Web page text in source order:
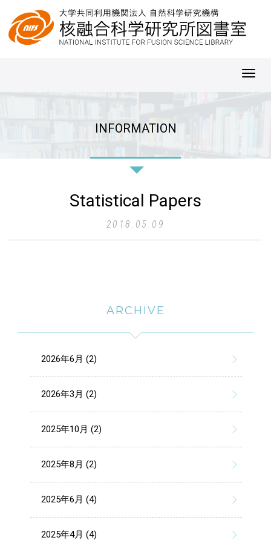
INFORMATION
Statistical Papers
2018.05.09
ARCHIVE
2026年6月 (2)
2026年3月 (2)
2025年10月 (2)
2025年8月 (2)
2025年6月 (4)
2025年4月 (4)